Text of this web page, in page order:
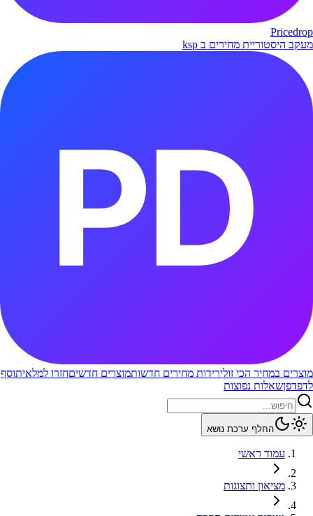
Pricedrop
מעקב היסטוריית מחירים ב ksp
מוצרים במחיר הכי זולירידות מחירים חדשותמוצרים חדשיםחזרו למלאיתוסף
לדפדפןשאלות נפוצות
החלף ערכת נושא
עמוד ראשי
מציאון ותצוגות